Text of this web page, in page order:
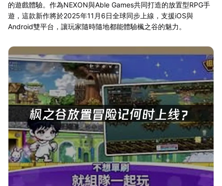
的遊戲體驗。作為NEXON與Able Games共同打造的放置型RPG手
遊，這款新作將於2025年11月6日全球同步上線，支援iOS與
Android雙平台，讓玩家隨時隨地都能體驗楓之谷的魅力。